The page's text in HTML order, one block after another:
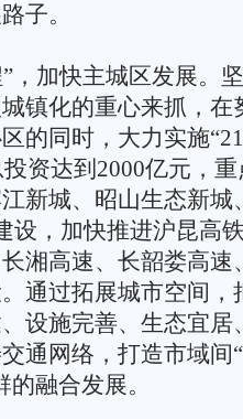
子。
加快主城区发展。
镇化的重心来抓，在
的同时，大力实施
资达到2000亿元，
新城、昭山生态新城
设，加快推进沪昆高
湘高速、长韶娄高速
通过拓展城市空间，
设施完善、生态宜居
通网络，打造市域间
融合发展。